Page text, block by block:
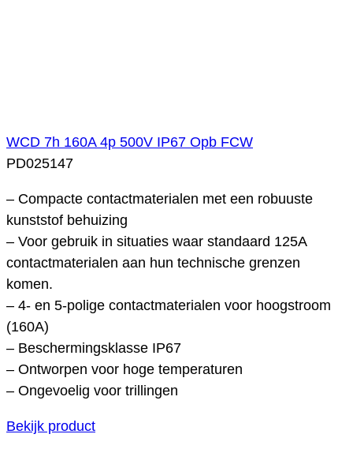
WCD 7h 160A 4p 500V IP67 Opb FCW
PD025147
– Compacte contactmaterialen met een robuuste
kunststof behuizing
– Voor gebruik in situaties waar standaard 125A
contactmaterialen aan hun technische grenzen
komen.
– 4- en 5-polige contactmaterialen voor hoogstroom
(160A)
– Beschermingsklasse IP67
– Ontworpen voor hoge temperaturen
– Ongevoelig voor trillingen
Bekijk product